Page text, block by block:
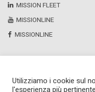
MISSION FLEET
MISSIONLINE
MISSIONLINE
Copyright © 2025 by Newsteca
Utilizziamo i cookie sul
l'esperienza più